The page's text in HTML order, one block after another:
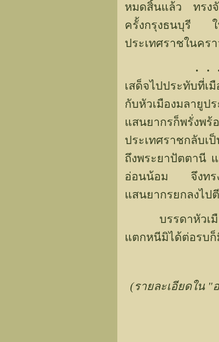
หมดสิ้นแล้ว ทรงจั
ครั้งกรุงธนบุรี ใ
ประเทศราชในคร
. .
เสด็จไปประทับที่เ
กับหัวเมืองมลายู
แสนยากรก็พรั่ง
ประเทศราชกลับ
ถึงพระยาปัตตา
อ่อนน้อม จึงทรง
แสนยากรยกลงไ
บรรดาหัวเมือ
แตกหนีมิได้ต่อรบ
(รายละเอียดใน "